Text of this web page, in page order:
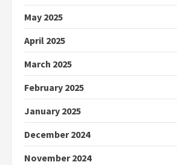
May 2025
April 2025
March 2025
February 2025
January 2025
December 2024
November 2024